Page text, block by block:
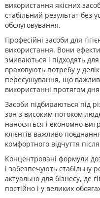
використання якісних
стабільний результат без
обслуговування.
Професійні засоби для
використання. Вони
змиваються і підходять
враховують потребу у
пересушування, що
використанні протягом
Засоби підбираються під
зон з високим потоком
наносяться і економно
клієнтів важливо
комфортного відчуття
Концентровані формули
і забезпечують стабільну
актуально для бізнесу, де
постійно і у великих